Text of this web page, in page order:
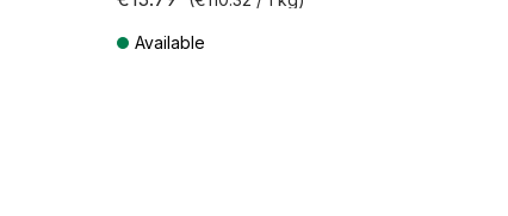
Available